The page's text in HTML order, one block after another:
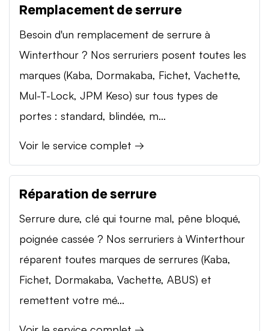
Remplacement de serrure
Besoin d'un remplacement de serrure à
Winterthour ? Nos serruriers posent toutes les
marques (Kaba, Dormakaba, Fichet, Vachette,
Mul-T-Lock, JPM Keso) sur tous types de
portes : standard, blindée, m...
Voir le service complet →
Réparation de serrure
Serrure dure, clé qui tourne mal, pêne bloqué,
poignée cassée ? Nos serruriers à Winterthour
réparent toutes marques de serrures (Kaba,
Fichet, Dormakaba, Vachette, ABUS) et
remettent votre mé...